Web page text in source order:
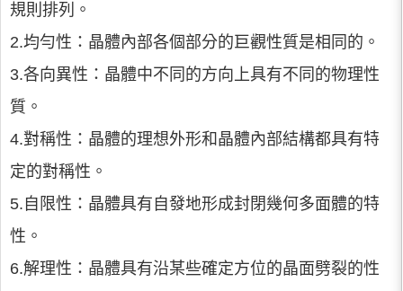
規則排列。
2.均勻性：晶體內部各個部分的巨觀性質是相同的。
3.各向異性：晶體中不同的方向上具有不同的物理性
質。
4.對稱性：晶體的理想外形和晶體內部結構都具有特
定的對稱性。
5.自限性：晶體具有自發地形成封閉幾何多面體的特
性。
6.解理性：晶體具有沿某些確定方位的晶面劈裂的性